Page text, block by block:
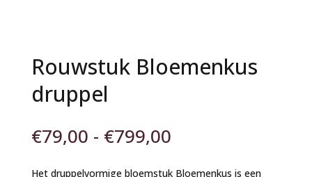
Rouwstuk Bloemenkus
druppel
€79,00 - €799,00Prijsklasse:
tot
Het druppelvormige bloemstuk Bloemenkus is een